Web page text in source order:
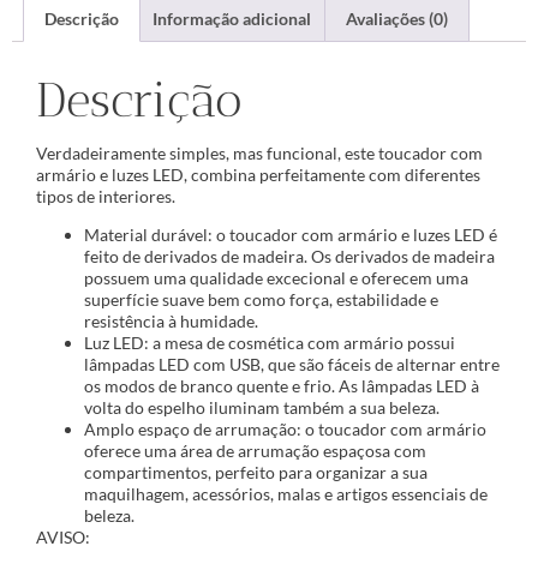
Descrição Informação adicional Avaliações (0)
Descrição
Verdadeiramente simples, mas funcional, este toucador com
armário e luzes LED, combina perfeitamente com diferentes
tipos de interiores.
Material durável: o toucador com armário e luzes LED é
feito de derivados de madeira. Os derivados de madeira
possuem uma qualidade excecional e oferecem uma
superfície suave bem como força, estabilidade e
resistência à humidade.
Luz LED: a mesa de cosmética com armário possui
lâmpadas LED com USB, que são fáceis de alternar entre
os modos de branco quente e frio. As lâmpadas LED à
volta do espelho iluminam também a sua beleza.
Amplo espaço de arrumação: o toucador com armário
oferece uma área de arrumação espaçosa com
compartimentos, perfeito para organizar a sua
maquilhagem, acessórios, malas e artigos essenciais de
beleza.
AVISO: